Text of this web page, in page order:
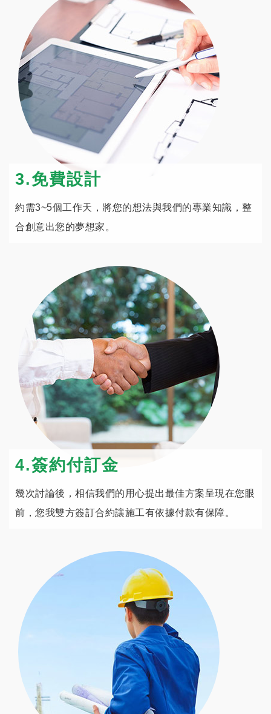
3.免費設計
約需3~5個工作天，將您的想法與我們的專業知識，整
合創意出您的夢想家。
4.簽約付訂金
幾次討論後，相信我們的用心提出最佳方案呈現在您眼
前，您我雙方簽訂合約讓施工有依據付款有保障。